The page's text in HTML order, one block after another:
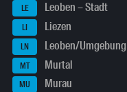
LE Leoben – Stadt
LI Liezen
LN Leoben/Umgebung
MT Murtal
MU Murau